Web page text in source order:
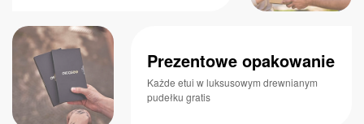
Prezentowe opakowanie
Każde etui w luksusowym drewnianym
pudełku gratis